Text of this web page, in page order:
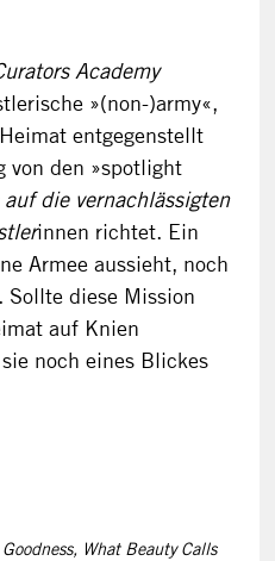
Academy
»(non-)army«,
entgegenstellt
von den »spotlight
die vernachlässigten
innen richtet. Ein
Armee aussieht, noch
Sollte diese Mission
auf Knien
noch eines Blickes
What Beauty Calls